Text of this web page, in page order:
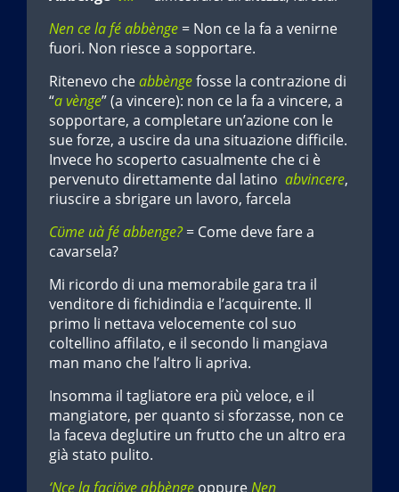
Nen ce la fé abbènge = Non ce la fa a venirne
fuori. Non riesce a sopportare.
Ritenevo cheabbèngefosse la contrazione di
“a vènge” (a vincere): non ce la fa a vincere, a
sopportare, a completare un’azione con le
sue forze, a uscire da una situazione difficile.
Invece ho scoperto casualmente che ci è
pervenuto direttamente dal latino abvincere,
riuscire a sbrigare un lavoro, farcela
Cϋme uà fé abbenge?= Come deve fare a
cavarsela?
Mi ricordo di una memorabile gara tra il
venditore di fichidindia e l’acquirente. Il
primo li nettava velocemente col suo
coltellino affilato, e il secondo li mangiava
man mano che l’altro li apriva.
Insomma il tagliatore era più veloce, e il
mangiatore, per quanto si sforzasse, non ce
la faceva deglutire un frutto che un altro era
già stato pulito.
‘Nce la faciöve abbènge oppure Nen